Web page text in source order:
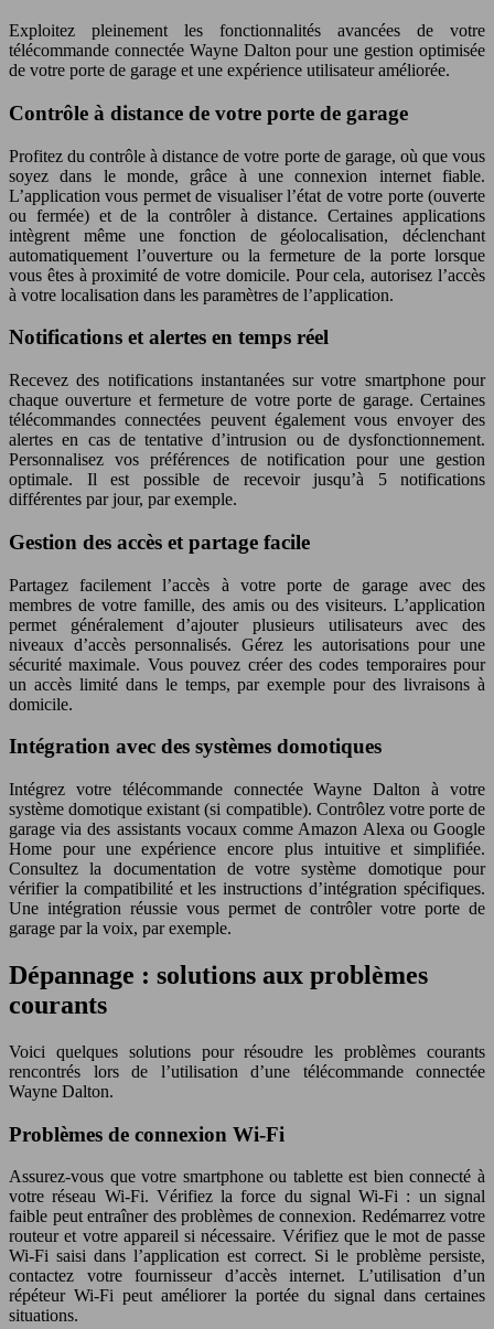
Exploitez pleinement les fonctionnalités avancées de votre
télécommande connectée Wayne Dalton pour une gestion optimisée
de votre porte de garage et une expérience utilisateur améliorée.
Contrôle à distance de votre porte de garage
Profitez du contrôle à distance de votre porte de garage, où que vous
soyez dans le monde, grâce à une connexion internet fiable.
L’application vous permet de visualiser l’état de votre porte (ouverte
ou fermée) et de la contrôler à distance. Certaines applications
intègrent même une fonction de géolocalisation, déclenchant
automatiquement l’ouverture ou la fermeture de la porte lorsque
vous êtes à proximité de votre domicile. Pour cela, autorisez l’accès
à votre localisation dans les paramètres de l’application.
Notifications et alertes en temps réel
Recevez des notifications instantanées sur votre smartphone pour
chaque ouverture et fermeture de votre porte de garage. Certaines
télécommandes connectées peuvent également vous envoyer des
alertes en cas de tentative d’intrusion ou de dysfonctionnement.
Personnalisez vos préférences de notification pour une gestion
optimale. Il est possible de recevoir jusqu’à 5 notifications
différentes par jour, par exemple.
Gestion des accès et partage facile
Partagez facilement l’accès à votre porte de garage avec des
membres de votre famille, des amis ou des visiteurs. L’application
permet généralement d’ajouter plusieurs utilisateurs avec des
niveaux d’accès personnalisés. Gérez les autorisations pour une
sécurité maximale. Vous pouvez créer des codes temporaires pour
un accès limité dans le temps, par exemple pour des livraisons à
domicile.
Intégration avec des systèmes domotiques
Intégrez votre télécommande connectée Wayne Dalton à votre
système domotique existant (si compatible). Contrôlez votre porte de
garage via des assistants vocaux comme Amazon Alexa ou Google
Home pour une expérience encore plus intuitive et simplifiée.
Consultez la documentation de votre système domotique pour
vérifier la compatibilité et les instructions d’intégration spécifiques.
Une intégration réussie vous permet de contrôler votre porte de
garage par la voix, par exemple.
Dépannage : solutions aux problèmes
courants
Voici quelques solutions pour résoudre les problèmes courants
rencontrés lors de l’utilisation d’une télécommande connectée
Wayne Dalton.
Problèmes de connexion Wi-Fi
Assurez-vous que votre smartphone ou tablette est bien connecté à
votre réseau Wi-Fi. Vérifiez la force du signal Wi-Fi : un signal
faible peut entraîner des problèmes de connexion. Redémarrez votre
routeur et votre appareil si nécessaire. Vérifiez que le mot de passe
Wi-Fi saisi dans l’application est correct. Si le problème persiste,
contactez votre fournisseur d’accès internet. L’utilisation d’un
répéteur Wi-Fi peut améliorer la portée du signal dans certaines
situations.